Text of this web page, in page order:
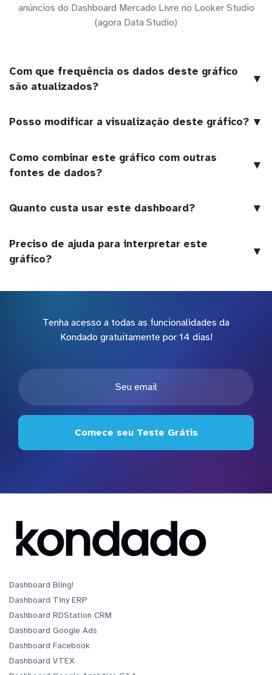
anúncios do Dashboard Mercado Livre no Looker Studio
(agora Data Studio)
Com que frequência os dados deste gráfico
são atualizados?
▼
Posso modificar a visualização deste gráfico? ▼
Como combinar este gráfico com outras
fontes de dados?
▼
Quanto custa usar este dashboard? ▼
Preciso de ajuda para interpretar este
gráfico?
▼
Tenha acesso a todas as funcionalidades da
Kondado gratuitamente por 14 dias!
Comece seu Teste Grátis
Dashboard Bling!
Dashboard Tiny ERP
Dashboard RDStation CRM
Dashboard Google Ads
Dashboard Facebook
Dashboard VTEX